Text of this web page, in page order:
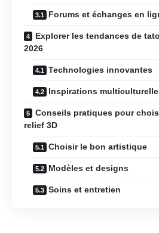
Forums et échanges en
Explorer les tendances de
2026
Technologies innovantes
Inspirations
Conseils pratiques pour
relief 3D
Choisir le bon artistique
Modèles et designs
Soins et entretien